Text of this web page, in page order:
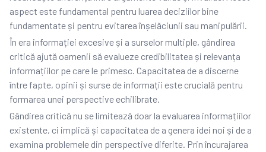
aspect este fundamental pentru luarea deciziilor bine
fundamentate și pentru evitarea înșelăciunii sau manipulării.
În era informației excesive și a surselor multiple, gândirea
critică ajută oamenii să evalueze credibilitatea și relevanța
informațiilor pe care le primesc. Capacitatea de a discerne
între fapte, opinii și surse de informații este crucială pentru
formarea unei perspective echilibrate.
Gândirea critică nu se limitează doar la evaluarea informațiilor
existente, ci implică și capacitatea de a genera idei noi și de a
examina problemele din perspective diferite. Prin încurajarea